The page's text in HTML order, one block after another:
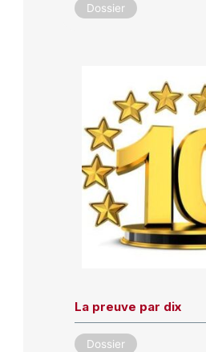
Dossier
La preuve par dix
Dossier